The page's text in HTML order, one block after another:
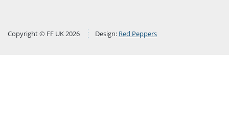
Copyright © FF UK 2026 Design: Red Peppers